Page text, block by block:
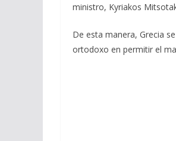
ministro, Kyriakos
De esta manera, Grecia
ortodoxo en permitir el